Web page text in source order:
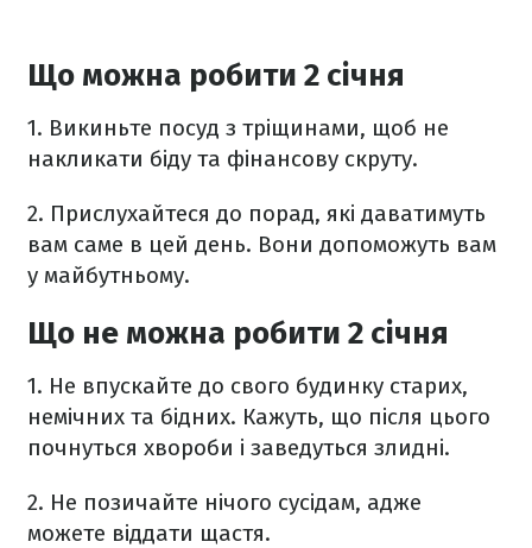
Що можна робити 2 січня
1. Викиньте посуд з тріщинами, щоб не
накликати біду та фінансову скруту.
2. Прислухайтеся до порад, які даватимуть
вам саме в цей день. Вони допоможуть вам
у майбутньому.
Що не можна робити 2 січня
1. Не впускайте до свого будинку старих,
немічних та бідних. Кажуть, що після цього
почнуться хвороби і заведуться злидні.
2. Не позичайте нічого сусідам, адже
можете віддати щастя.